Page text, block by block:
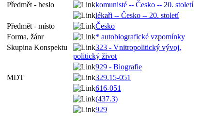
Předmět - heslo
komunisté -- Česko -- 20. století
lékaři -- Česko -- 20. století
Předmět - místo
Česko
Forma, žánr
* autobiografické vzpomínky
Skupina Konspektu
323 - Vnitropolitický vývoj,
politický život
929 - Biografie
MDT
329.15-051
616-051
(437.3)
929